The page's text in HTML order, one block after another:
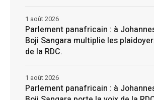
Parlement panafricain : à
Boji Sangara multiplie les
de la RDC.
1 août 2026
Parlement panafricain : à
1 août 2026